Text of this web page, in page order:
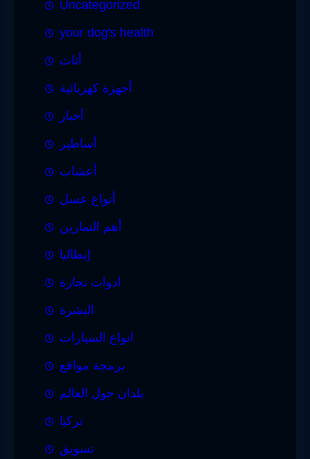
Uncategorized
your dog's health
أثاث
أجهزة كهربائية
أخبار
أساطير
أعشاب
أنواع عسل
أهم التمارين
إيطاليا
ادوات نجارة
البشرة
انواع السيارات
برمجة مواقع
بلدان حول العالم
تركيا
تسويق